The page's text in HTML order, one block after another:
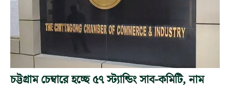
চট্টগ্রাম চেম্বারে হচ্ছে ৫৭ স্ট্যান্ডিং সাব-কমিটি, নাম